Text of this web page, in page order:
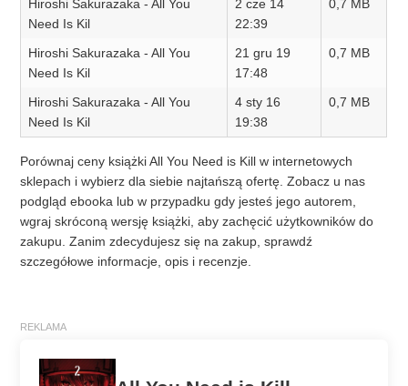
Hiroshi Sakurazaka - All You
Need Is Kil
2 cze 14
22:39
0,7 MB
Hiroshi Sakurazaka - All You
Need Is Kil
21 gru 19
17:48
0,7 MB
Hiroshi Sakurazaka - All You
Need Is Kil
4 sty 16
19:38
0,7 MB
Porównaj ceny książki All You Need is Kill w internetowych
sklepach i wybierz dla siebie najtańszą ofertę. Zobacz u nas
podgląd ebooka lub w przypadku gdy jesteś jego autorem,
wgraj skróconą wersję książki, aby zachęcić użytkowników do
zakupu. Zanim zdecydujesz się na zakup, sprawdź
szczegółowe informacje, opis i recenzje.